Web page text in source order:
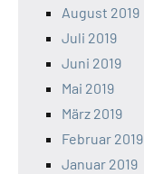
August 2019
Juli 2019
Juni 2019
Mai 2019
März 2019
Februar 2019
Januar 2019